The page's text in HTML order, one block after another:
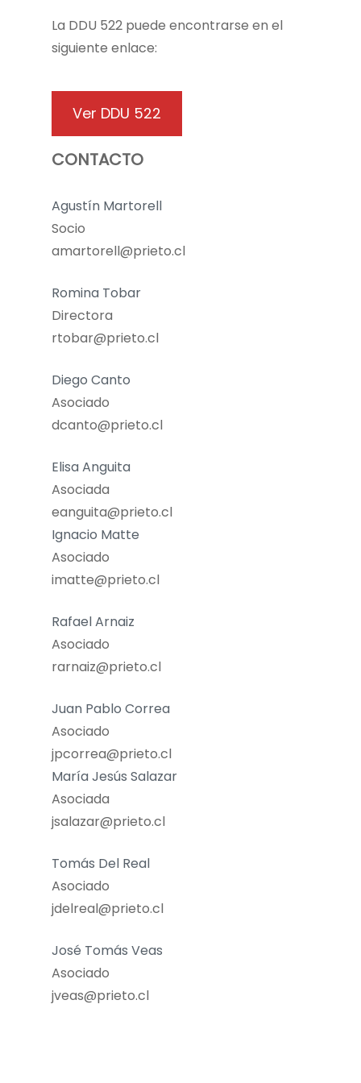
La DDU 522 puede encontrarse en el
siguiente enlace:
Ver DDU 522
CONTACTO
Agustín Martorell
Socio
amartorell@prieto.cl
Romina Tobar
Directora
rtobar@prieto.cl
Diego Canto
Asociado
dcanto@prieto.cl
Elisa Anguita
Asociada
eanguita@prieto.cl
Ignacio Matte
Asociado
imatte@prieto.cl
Rafael Arnaiz
Asociado
rarnaiz@prieto.cl
Juan Pablo Correa
Asociado
jpcorrea@prieto.cl
María Jesús Salazar
Asociada
jsalazar@prieto.cl
Tomás Del Real
Asociado
jdelreal@prieto.cl
José Tomás Veas
Asociado
jveas@prieto.cl